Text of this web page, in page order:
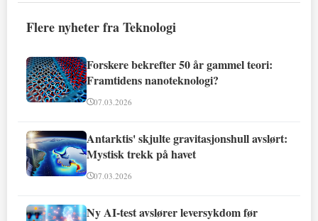
Flere nyheter fra Teknologi
Forskere bekrefter 50 år gammel teori:
Framtidens nanoteknologi?
07.03.2026
Antarktis' skjulte gravitasjonshull avslørt:
Mystisk trekk på havet
07.03.2026
Ny AI-test avslører leversykdom før